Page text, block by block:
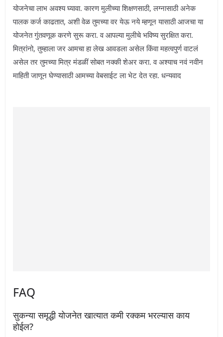
योजनेचा लाभ अवश्य घ्यावा. कारण मुलीच्या शिक्षणसाठी, लग्नासाठी अनेक
पालक कर्ज काढतात, अशी वेळ तुमच्या वर येऊ नये म्हणून यासाठी आजचा या
योजनेत गुंतवणूक करणे सुरू करा. व आपल्या मुलीचे भविष्य सुरक्षित करा.
मित्रांनो, तुम्हाला जर आमचा हा लेख आवडला असेल किंवा महत्वपुर्ण वाटलं
असेल तर तुमच्या मित्र मंडळीं सोबत नक्की शेअर करा. व अश्याच नवं नवीन
माहिती जाणून घेण्यासाठी आमच्या वेबसाईट ला भेट देत रहा. धन्यवाद
FAQ
सुकन्या समृद्धी योजनेत खात्यात कमी रक्कम भरल्यास काय
होईल?